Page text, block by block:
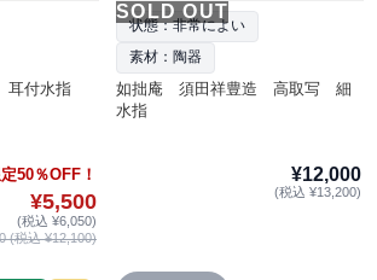
付水指
50％OFF！
¥5,500
(税込 ¥6,050)
(税込 ¥12,100)
SOLD OUT
状態：非常によい
素材：陶器
如拙庵 須田祥豊造 高取写 細
水指
¥12,000
(税込 ¥13,200)